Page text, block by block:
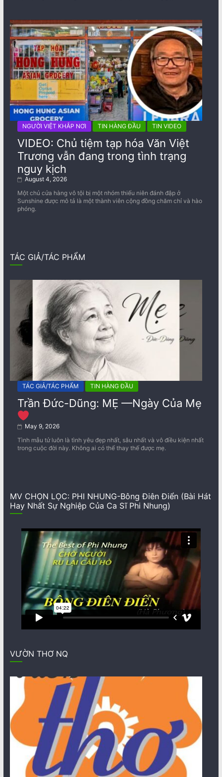
NGƯỜI VIỆT KHẮP NƠI TIN HÀNG ĐẦU TIN VIDEO
VIDEO: Chủ tiệm tạp hóa Văn Việt
Trương vẫn đang trong tình trạng
nguy kịch
August 4, 2026
Một chủ cửa hàng vô tội bị một nhóm thiếu niên đánh đập ở
Sunshine được mô tả là một thành viên cộng đồng chăm chỉ và hào
phóng.
TÁC GIẢ/TÁC PHẨM
TÁC GIẢ/TÁC PHẨM TIN HÀNG ĐẦU
Trần Đức-Dũng: MẸ —Ngày Của Mẹ
May 9, 2026
Tình mẫu tử luôn là tình yêu đẹp nhất, sâu nhất và vô điều kiện nhất
trong cuộc đời này. Không ai có thể thay thế được mẹ.
MV CHỌN LỌC: PHI NHUNG-Bông Điên Điển (Bài Hát
Hay Nhất Sự Nghiệp Của Ca Sĩ Phi Nhung)
VƯỜN THƠ NQ